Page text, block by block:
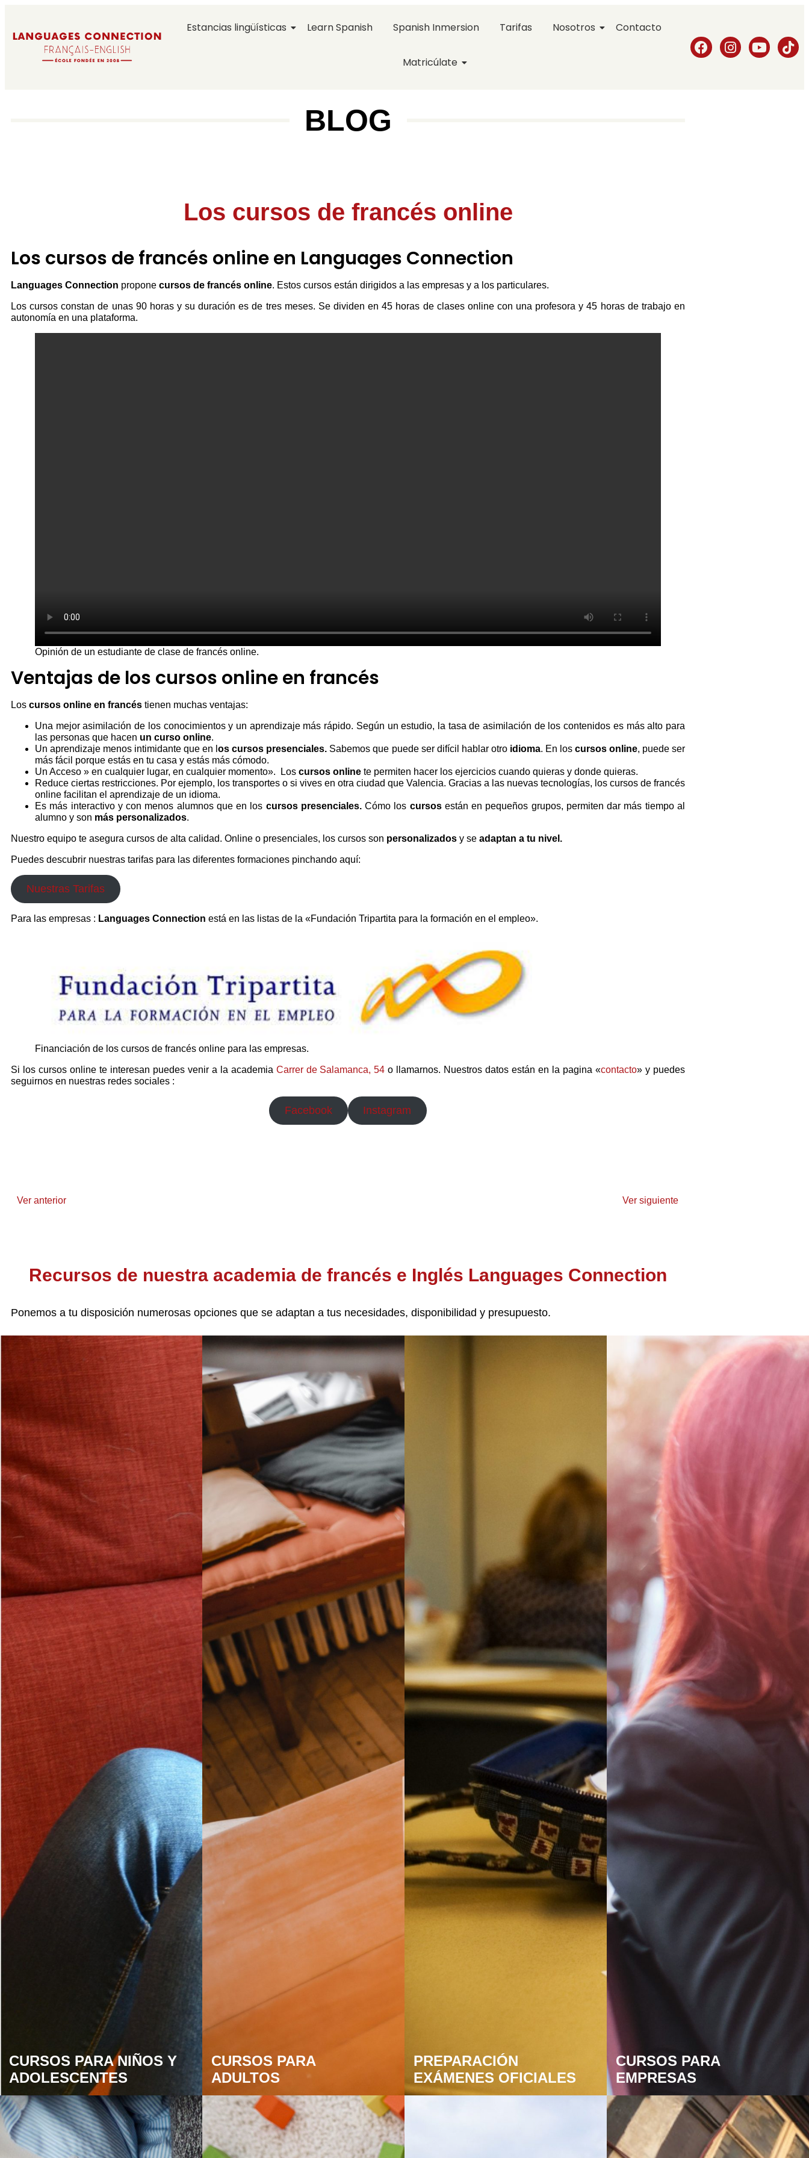
Estancias lingüísticas Learn Spanish Spanish Inmersion Tarifas Nosotros Contacto
Matricúlate
BLOG
Los cursos de francés online
Los cursos de francés online en Languages Connection
Languages Connection propone cursos de francés online. Estos cursos están dirigidos a las empresas y a los particulares.
Los cursos constan de unas 90 horas y su duración es de tres meses. Se dividen en 45 horas de clases online con una profesora y 45 horas de trabajo en
autonomía en una plataforma.
Opinión de un estudiante de clase de francés online.
Ventajas de los cursos online en francés
Los cursos online en francés tienen muchas ventajas:
Una mejor asimilación de los conocimientos y un aprendizaje más rápido. Según un estudio, la tasa de asimilación de los contenidos es más alto para
las personas que hacen un curso online.
Un aprendizaje menos intimidante que en los cursos presenciales. Sabemos que puede ser difícil hablar otro idioma. En los cursos online, puede ser
más fácil porque estás en tu casa y estás más cómodo.
Un Acceso » en cualquier lugar, en cualquier momento». Los cursos online te permiten hacer los ejercicios cuando quieras y donde quieras.
Reduce ciertas restricciones. Por ejemplo, los transportes o si vives en otra ciudad que Valencia. Gracias a las nuevas tecnologías, los cursos de francés
online facilitan el aprendizaje de un idioma.
Es más interactivo y con menos alumnos que en los cursos presenciales.Cómo los cursosestán en pequeños grupos, permiten dar más tiempo al
alumno y son más personalizados.
Nuestro equipo te asegura cursos de alta calidad. Online o presenciales, los cursos son personalizados y se adaptan a tu nivel.
Puedes descubrir nuestras tarifas para las diferentes formaciones pinchando aquí:
Nuestras Tarifas
Para las empresas : Languages Connection está en las listas de la «Fundación Tripartita para la formación en el empleo».
Financiación de los cursos de francés online para las empresas.
Si los cursos online te interesan puedes venir a la academia Carrer de Salamanca, 54 o llamarnos. Nuestros datos están en la pagina «contacto» y puedes
seguirnos en nuestras redes sociales :
Facebook Instagram
Ver anterior Ver siguiente
Recursos de nuestra academia de francés e Inglés Languages Connection
Ponemos a tu disposición numerosas opciones que se adaptan a tus necesidades, disponibilidad y presupuesto.
CURSOS PARA NIÑOS Y
ADOLESCENTES
CURSOS PARA
ADULTOS
PREPARACIÓN
EXÁMENES OFICIALES
CURSOS PARA
EMPRESAS